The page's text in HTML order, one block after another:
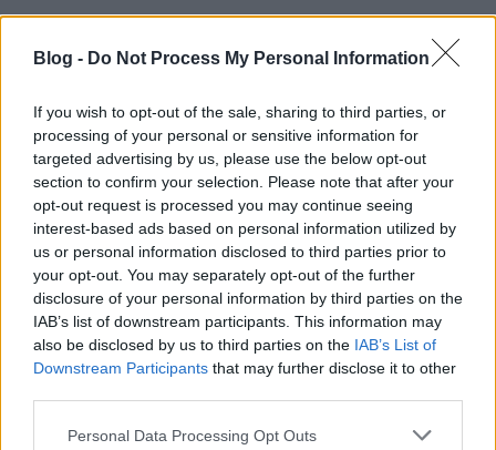
Blog - Do Not Process My Personal Information
If you wish to opt-out of the sale, sharing to third parties, or
processing of your personal or sensitive information for
targeted advertising by us, please use the below opt-out
section to confirm your selection. Please note that after your
opt-out request is processed you may continue seeing
interest-based ads based on personal information utilized by
us or personal information disclosed to third parties prior to
your opt-out. You may separately opt-out of the further
disclosure of your personal information by third parties on the
IAB’s list of downstream participants. This information may
also be disclosed by us to third parties on the IAB’s List of
Downstream Participants that may further disclose it to other
Please note that this website/app uses one or more Google
Personal Data Processing Opt Outs
Barack a fejünkre
kulcsfigurája? Lényegében öten számítanak igazán a játékban: az
Európai Unió, Ausztrália, az Amerikai Egyesült Államok, Kína és
India. Ez az öt versenyző kiteszi a szén-dioxid-kibocsátás felét.
Különböző felajánlások már érkeztek, eddig Obamáék
fukarkodnak a leginkább. Sokáig az sem volt biztos, hogy az
amerikai elnök tiszteletét teszi a konferencián. De a napokban
megerősítő híreket lehetett olvasni, melyek szerint ellátogat
Koppenhágába – ha már december 10-én úgyis „arra jár”, hogy
Osloban átvegye a többek között az éghajlatváltozás elleni
fellépésért odaítélt Nobel-békedíját.
szemben az USA legutóbbi ígérete 17% volt, de ami igazán